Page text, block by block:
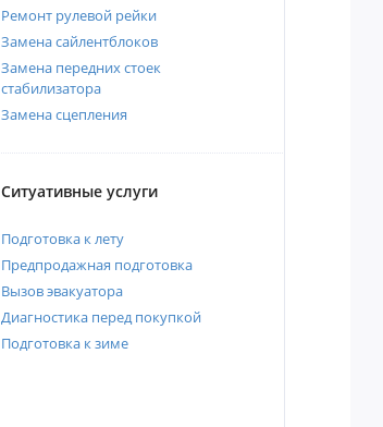
Ремонт рулевой рейки
Замена сайлентблоков
Замена передних стоек
стабилизатора
Замена сцепления
Ситуативные услуги
Подготовка к лету
Предпродажная подготовка
Вызов эвакуатора
Диагностика перед покупкой
Подготовка к зиме